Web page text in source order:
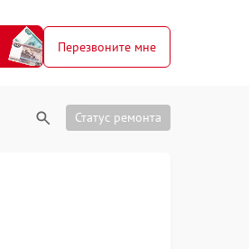
Перезвоните мне
Статус ремонта